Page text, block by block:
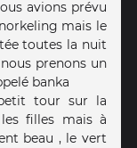
avions prévu
mais le
toutes la nuit
prenons un
banka
tour sur la
filles mais à
beau , le vert